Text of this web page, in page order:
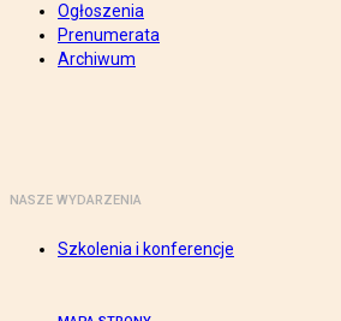
Ogłoszenia
Prenumerata
Archiwum
NASZE WYDARZENIA
Szkolenia i konferencje